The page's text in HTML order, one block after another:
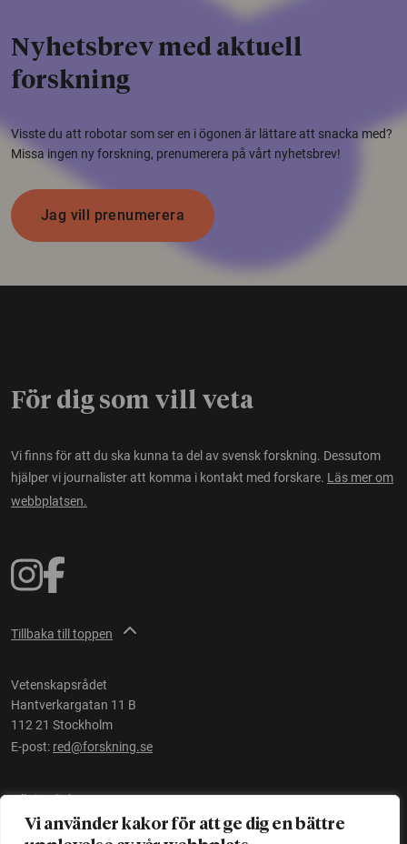
Vi använder kakor för att ge dig en bättre
Nyhetsbrev med aktuell
forskning
Visste du att robotar som ser en i ögonen är lättare att snacka med?
Missa ingen ny forskning, prenumerera på vårt nyhetsbrev!
Jag vill prenumerera
För dig som vill veta
Vi finns för att du ska kunna ta del av svensk forskning. Dessutom
hjälper vi journalister att komma i kontakt med forskare. Läs mer om
webbplatsen.
Tillbaka till toppen
Vetenskapsrådet
Hantverkargatan 11 B
112 21 Stockholm
E-post: red@forskning.se
Tillgänglighet